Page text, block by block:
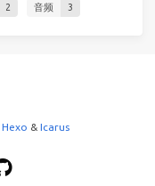
2 音频 3
Hexo & Icarus